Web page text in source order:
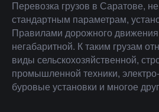
Перевозка грузов в Саратове,
стандартным параметрам,
Правилами дорожного
негабаритной. К таким грузам
виды сельскохозяйственной,
промышленной техники,
буровые установки и многое
В сфере